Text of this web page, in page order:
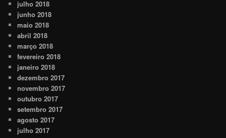
julho 2018
junho 2018
maio 2018
abril 2018
março 2018
fevereiro 2018
janeiro 2018
dezembro 2017
novembro 2017
outubro 2017
setembro 2017
agosto 2017
julho 2017